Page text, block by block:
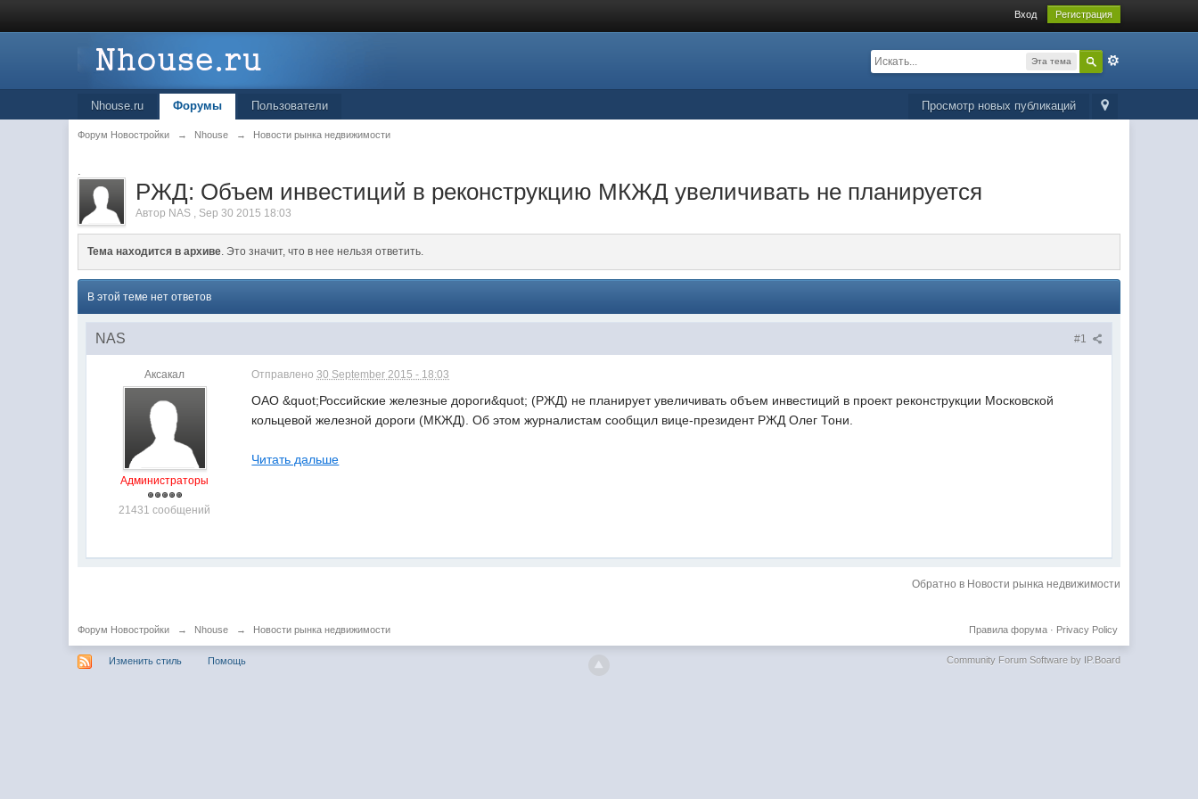
Вход Регистрация
Эта тема
Просмотр новых публикаций
Nhouse.ru Форумы Пользователи
Форум Новостройки → Nhouse → Новости рынка недвижимости
.
РЖД: Объем инвестиций в реконструкцию МКЖД увеличивать не планируется
Автор NAS , Sep 30 2015 18:03
Тема находится в архиве. Это значит, что в нее нельзя ответить.
В этой теме нет ответов
#1
NAS
Аксакал
Администраторы
21431 сообщений
Отправлено30 September 2015 - 18:03
ОАО &quot;Российские железные дороги&quot; (РЖД) не планирует увеличивать объем инвестиций в проект реконструкции Московской
кольцевой железной дороги (МКЖД). Об этом журналистам сообщил вице-президент РЖД Олег Тони.
Читать дальше
Обратно в Новости рынка недвижимости
Форум Новостройки → Nhouse → Новости рынка недвижимости Privacy Policy
Правила форума·
Изменить стиль Помощь Community Forum Software by IP.Board